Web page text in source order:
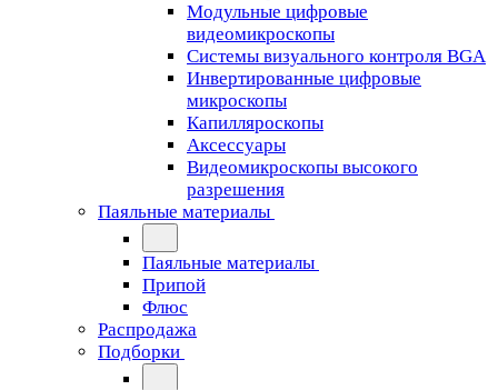
Модульные цифровые
видеомикроскопы
Cистемы визуального контроля BGA
Инвертированные цифровые
микроскопы
Капилляроскопы
Аксессуары
Видеомикроскопы высокого
разрешения
Паяльные материалы
Паяльные материалы
Припой
Флюс
Распродажа
Подборки